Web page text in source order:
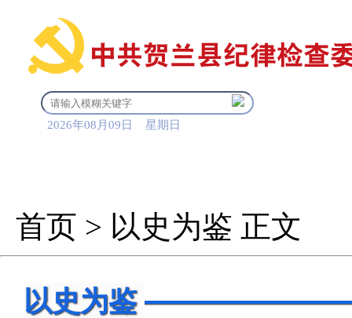
2026年08月09日 星期日
首页 > 以史为鉴 正文
以史为鉴